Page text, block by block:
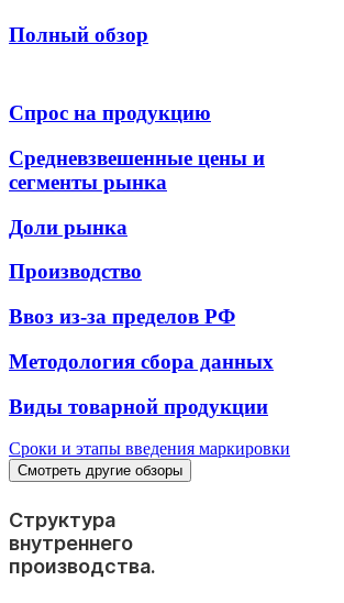
Полный обзор
Спрос на продукцию
Средневзвешенные цены и
сегменты рынка
Доли рынка
Производство
Ввоз из-за пределов РФ
Методология сбора данных
Виды товарной продукции
Сроки и этапы введения маркировки
Смотреть другие обзоры
Структура
внутреннего
производства.